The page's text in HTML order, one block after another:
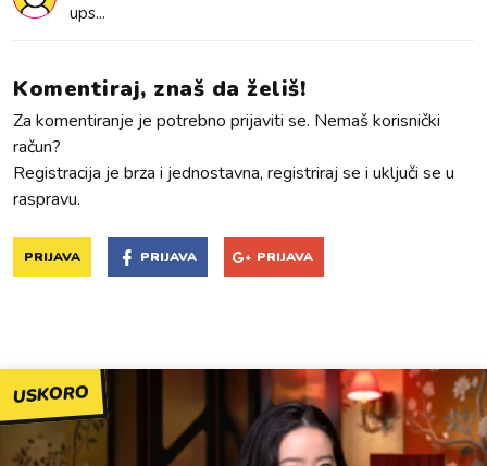
ups...
Komentiraj, znaš da želiš!
Za komentiranje je potrebno prijaviti se. Nemaš korisnički
račun?
Registracija je brza i jednostavna, registriraj se i uključi se u
raspravu.
PRIJAVA PRIJAVA PRIJAVA
USKORO